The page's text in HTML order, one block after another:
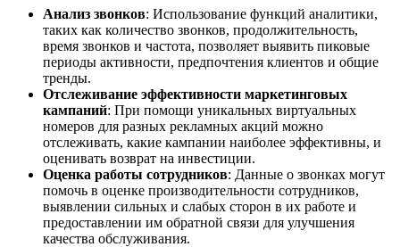
Анализ звонков: Использование функций аналитики,
таких как количество звонков, продолжительность,
время звонков и частота, позволяет выявить пиковые
периоды активности, предпочтения клиентов и общие
тренды.
Отслеживание эффективности маркетинговых
кампаний: При помощи уникальных виртуальных
номеров для разных рекламных акций можно
отслеживать, какие кампании наиболее эффективны, и
оценивать возврат на инвестиции.
Оценка работы сотрудников: Данные о звонках могут
помочь в оценке производительности сотрудников,
выявлении сильных и слабых сторон в их работе и
предоставлении им обратной связи для улучшения
качества обслуживания.